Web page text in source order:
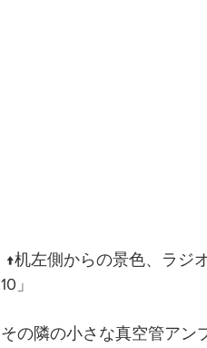
10」
その隣の小さな真空管アン